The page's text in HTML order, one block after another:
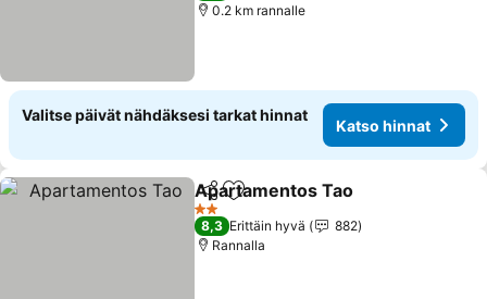
0.2 km rannalle
Valitse päivät nähdäksesi tarkat hinnat
Katso hinnat
Jaa Lisää suosikkeihin
Apartamentos Tao
2 Tähtiluokitus
8,3 Erittäin hyvä
882
Rannalla